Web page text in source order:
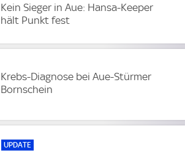
Kein Sieger in Aue: Hansa-Keeper
hält Punkt fest
Krebs-Diagnose bei Aue-Stürmer
Bornschein
UPDATE